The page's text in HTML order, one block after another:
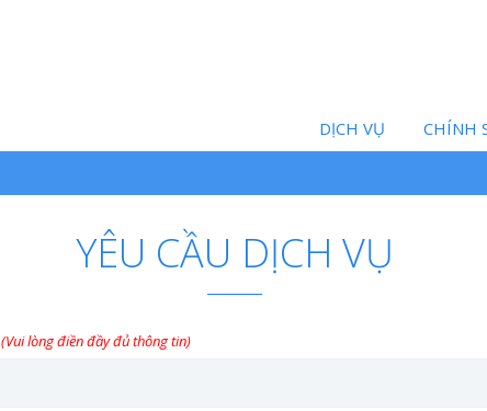
DỊCH VỤ CHÍNH
YÊU CẦU DỊCH VỤ
(Vui lòng điền đầy đủ thông tin)